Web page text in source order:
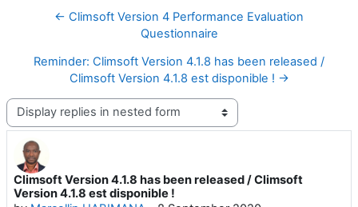
← Climsoft Version 4 Performance Evaluation
Questionnaire
Reminder: Climsoft Version 4.1.8 has been released /
Climsoft Version 4.1.8 est disponible ! →
Display mode
Climsoft Version 4.1.8 has been released / Climsoft
Version 4.1.8 est disponible !
Number of replies: 4